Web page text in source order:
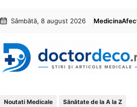
conținut
content
Sâmbătă, 8 august 2026 Medicina
Noutati Medicale Sănătate de la A la Z